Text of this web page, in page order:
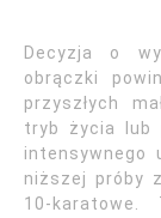
Decyzja o
obrączki
przyszłych
tryb życia lub
intensywnego
niższej próby
10-